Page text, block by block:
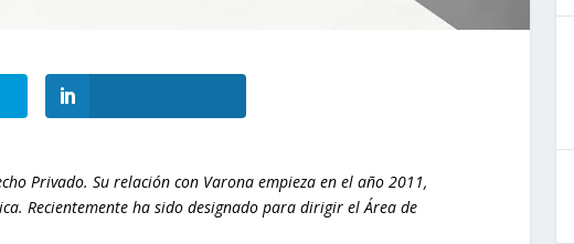
Privado. Su relación con Varona empieza en el año 2011,
Recientemente ha sido designado para dirigir el Área de